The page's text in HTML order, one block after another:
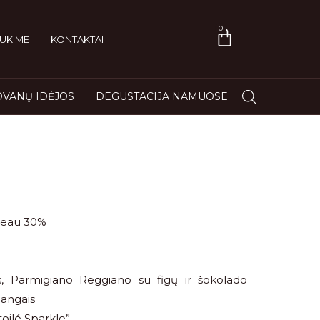
KONTAKTAI
0
IDĖJOS DEGUSTACIJA NAMUOSE
30%
Parmigiano Reggiano su figų ir šokolado